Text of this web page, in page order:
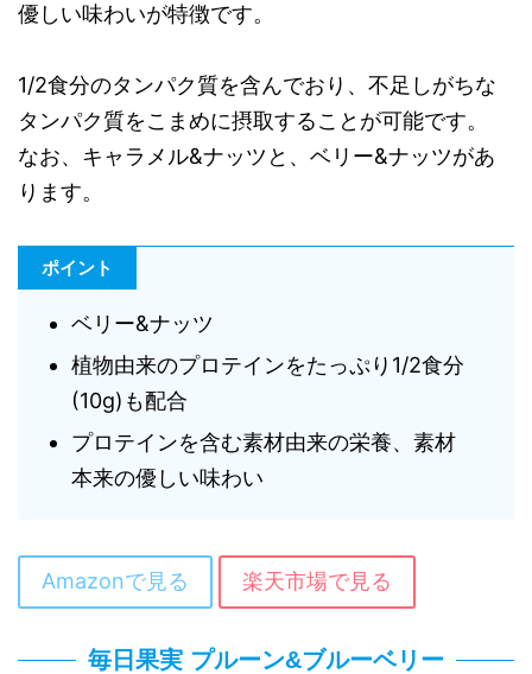
優しい味わいが特徴です。
1/2食分のタンパク質を含んでおり、不足しがちな
タンパク質をこまめに摂取することが可能です。
なお、キャラメル&ナッツと、ベリー&ナッツがあ
ります。
ポイント
ベリー&ナッツ
植物由来のプロテインをたっぷり1/2食分
(10g)も配合
プロテインを含む素材由来の栄養、素材
本来の優しい味わい
Amazonで見る 楽天市場で見る
毎日果実 プルーン&ブルーベリー